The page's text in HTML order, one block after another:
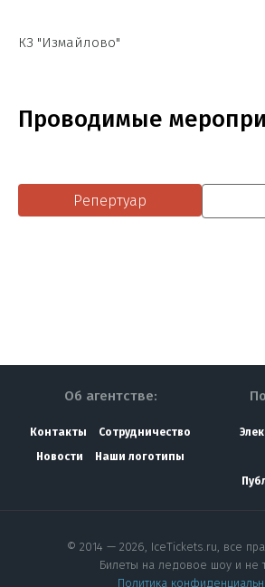
КЗ "Измайлово"
Проводимые
Репертуар
Об агентстве:
Контакты
Сотрудничество
Новости
Наши логотипы
© 2014 — 2026, IceTickets.ru, все
Билеты на ледовое шоу и не
Политика